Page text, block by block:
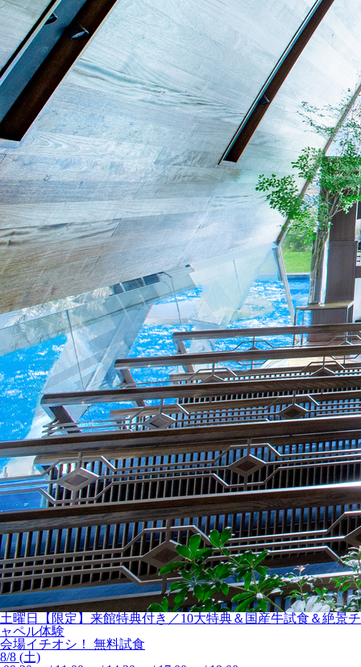
土曜日【限定】来館特典付き／10大特典＆国産牛試食＆絶景チ
ャペル体験
会場イチオシ！
無料試食
8/8 (土)